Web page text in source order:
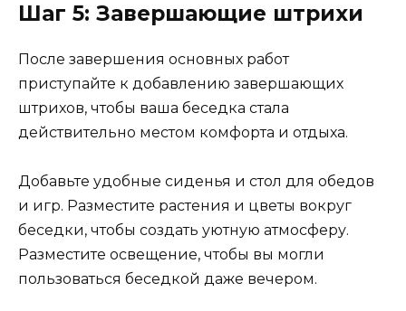
Шаг 5: Завершающие штрихи
После завершения основных работ
приступайте к добавлению завершающих
штрихов, чтобы ваша беседка стала
действительно местом комфорта и отдыха.
Добавьте удобные сиденья и стол для обедов
и игр. Разместите растения и цветы вокруг
беседки, чтобы создать уютную атмосферу.
Разместите освещение, чтобы вы могли
пользоваться беседкой даже вечером.